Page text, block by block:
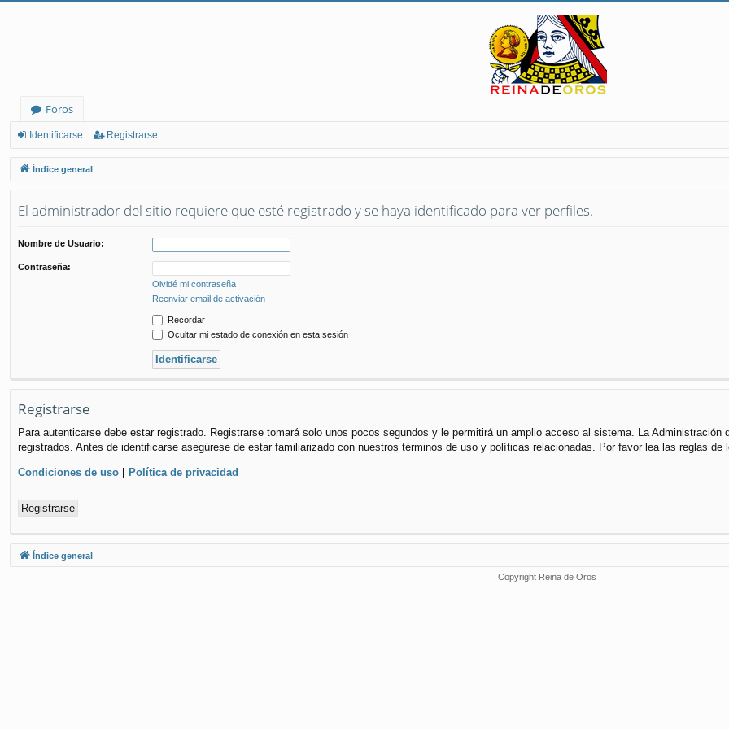
Foros
Identificarse Registrarse
Índice general
El administrador del sitio requiere que esté registrado y se haya identificado para ver perfiles.
Nombre de Usuario:
Contraseña:
Olvidé mi contraseña
Reenviar email de activación
Recordar
Ocultar mi estado de conexión en esta sesión
Registrarse
Para autenticarse debe estar registrado. Registrarse tomará solo unos pocos segundos y le permitirá un amplio acceso al sistema. La
registrados. Antes de identificarse asegúrese de estar familiarizado con nuestros términos de uso y políticas relacionadas. Por favor lea las reglas de
Condiciones de uso | Política de privacidad
Registrarse
Índice general
Copyright Reina de Oros